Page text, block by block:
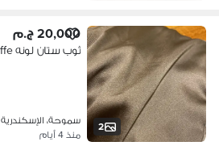
2
20,000 ج.م
ثوب ستان لونه caffe
سموحة، الإسكندرية
منذ 4 أيام